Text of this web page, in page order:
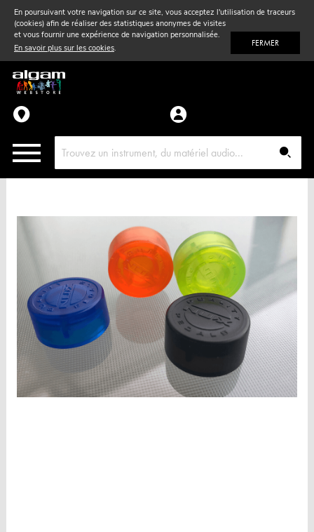
En poursuivant votre navigation sur ce site, vous acceptez l'utilisation de traceurs
(cookies) afin de réaliser des statistiques anonymes de visites
et vous fournir une expérience de navigation personnalisée.
En savoir plus sur les cookies. FERMER
Vent& Violon
Accessoires
Pièces détachées